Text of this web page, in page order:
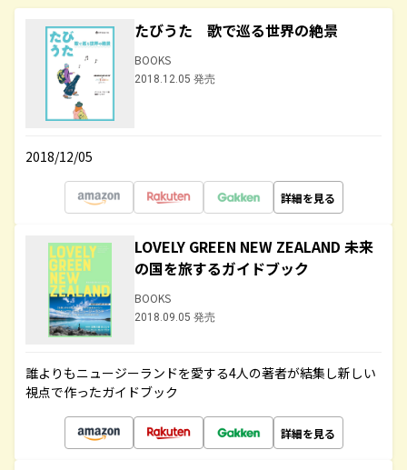
たびうた 歌で巡る世界の絶景
BOOKS
2018.12.05 発売
2018/12/05
詳細を見る
LOVELY GREEN NEW ZEALAND 未来
の国を旅するガイドブック
BOOKS
2018.09.05 発売
誰よりもニュージーランドを愛する4人の著者が結集し新しい
視点で作ったガイドブック
詳細を見る